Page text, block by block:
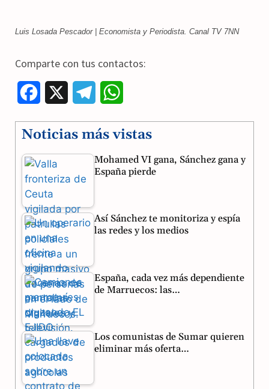
Luis Losada Pescador | Economista y Periodista. Canal TV 7NN
Comparte con tus contactos:
c
e
b
o
o
k
l
e
a
a
t
p
Noticias más vistas
Mohamed VI gana, Sánchez gana y
España pierde
Así Sánchez te monitoriza y espía
las redes y los medios
España, cada vez más dependiente
de Marruecos: las…
Los comunistas de Sumar quieren
eliminar más oferta…